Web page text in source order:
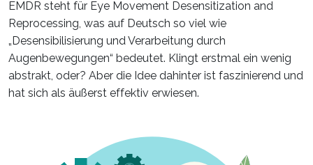
EMDR steht für Eye Movement Desensitization and
Reprocessing, was auf Deutsch so viel wie
„Desensibilisierung und Verarbeitung durch
Augenbewegungen“ bedeutet. Klingt erstmal ein wenig
abstrakt, oder? Aber die Idee dahinter ist faszinierend und
hat sich als äußerst effektiv erwiesen.